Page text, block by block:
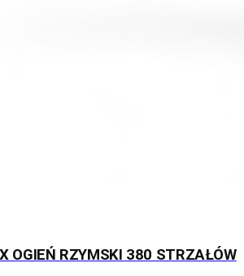
OGIEŃ RZYMSKI 380 STRZAŁÓW